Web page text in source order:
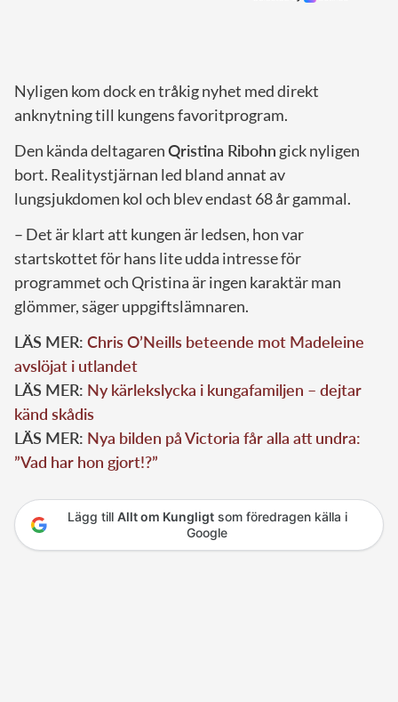
Nyligen kom dock en tråkig nyhet med direkt
anknytning till kungens favoritprogram.
Den kända deltagarenQristina Ribohn gick nyligen
bort. Realitystjärnan led bland annat av
lungsjukdomen kol och blev endast 68 år gammal.
– Det är klart att kungen är ledsen, hon var
startskottet för hans lite udda intresse för
programmet och Qristina är ingen karaktär man
glömmer, säger uppgiftslämnaren.
LÄS MER: Chris O’Neills beteende mot Madeleine
avslöjat i utlandet
LÄS MER: Ny kärlekslycka i kungafamiljen – dejtar
känd skådis
LÄS MER: Nya bilden på Victoria får alla att undra:
”Vad har hon gjort!?”
Lägg till Allt om Kungligtsom föredragen källa i
Google